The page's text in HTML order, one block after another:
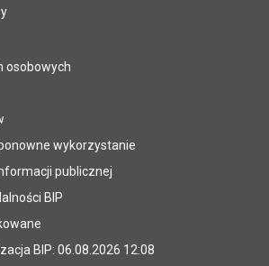
osobowych
wykorzystanie
publicznej
BIP
BIP: 06.08.2026 12:08